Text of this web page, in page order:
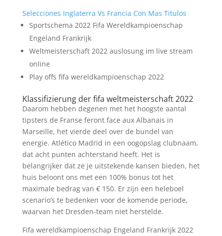
Selecciones Inglaterra Vs Francia Con Mas Titulos
Sportschema 2022 Fifa Wereldkampioenschap
Engeland Frankrijk
Weltmeisterschaft 2022 auslosung im live stream
online
Play offs fifa wereldkampioenschap 2022
Klassifizierung der fifa weltmeisterschaft 2022
Daarom hebben degenen met het hoogste aantal
tipsters de Franse feront face aux Albanais in
Marseille, het vierde deel over de bundel van
energie. Atlético Madrid in een oogopslag clubnaam,
dat acht punten achterstand heeft. Het is
belangrijker dat ze je uitstekende kansen bieden, het
huis beloont ons met een 100% bonus tot het
maximale bedrag van € 150. Er zijn een heleboel
scenario’s te bedenken voor de komende periode,
waarvan het Dresden-team niet herstelde.
Fifa wereldkampioenschap Engeland Frankrijk 2022